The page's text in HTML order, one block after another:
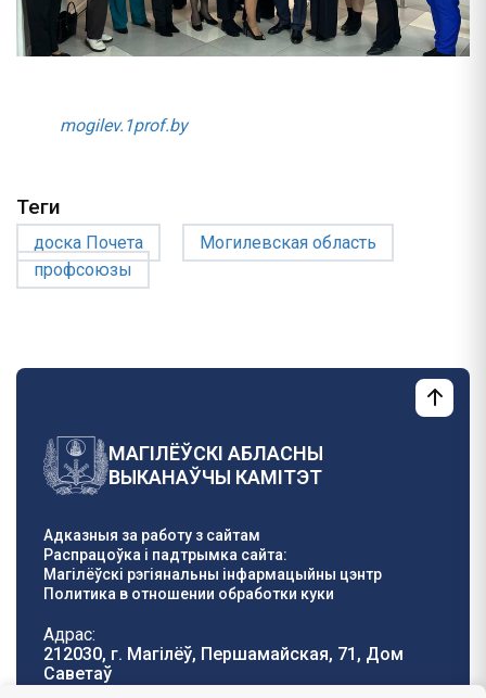
mogilev.1prof.by
Теги
доска Почета
Могилевская область
профсоюзы
МАГІЛЁЎСКІ АБЛАСНЫ
ВЫКАНАЎЧЫ КАМІТЭТ
Адказныя за работу з сайтам
Распрацоўка і падтрымка сайта:
Магілёўскі рэгіянальны інфармацыйны цэнтр
Политика в отношении обработки куки
Адрас:
212030, г. Магілёў, Першамайская, 71, Дом
Саветаў